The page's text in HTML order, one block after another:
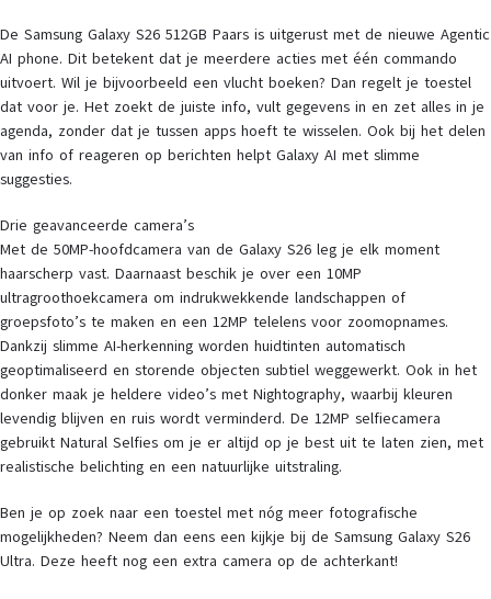
De Samsung Galaxy S26 512GB Paars is uitgerust met de nieuwe Agentic
AI phone. Dit betekent dat je meerdere acties met één commando
uitvoert. Wil je bijvoorbeeld een vlucht boeken? Dan regelt je toestel
dat voor je. Het zoekt de juiste info, vult gegevens in en zet alles in je
agenda, zonder dat je tussen apps hoeft te wisselen. Ook bij het delen
van info of reageren op berichten helpt Galaxy AI met slimme
suggesties.
Drie geavanceerde camera’s
Met de 50MP-hoofdcamera van de Galaxy S26 leg je elk moment
haarscherp vast. Daarnaast beschik je over een 10MP
ultragroothoekcamera om indrukwekkende landschappen of
groepsfoto’s te maken en een 12MP telelens voor zoomopnames.
Dankzij slimme AI-herkenning worden huidtinten automatisch
geoptimaliseerd en storende objecten subtiel weggewerkt. Ook in het
donker maak je heldere video’s met Nightography, waarbij kleuren
levendig blijven en ruis wordt verminderd. De 12MP selfiecamera
gebruikt Natural Selfies om je er altijd op je best uit te laten zien, met
realistische belichting en een natuurlijke uitstraling.
Ben je op zoek naar een toestel met nóg meer fotografische
mogelijkheden? Neem dan eens een kijkje bij de Samsung Galaxy S26
Ultra. Deze heeft nog een extra camera op de achterkant!